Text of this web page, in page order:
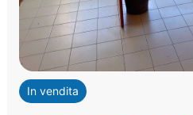
In vendita